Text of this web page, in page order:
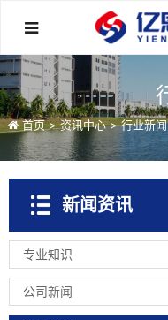
首页 >资讯中心 >行业新闻
新闻资讯
专业知识
公司新闻